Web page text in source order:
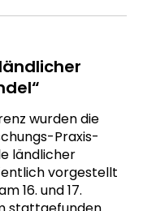
wurden die
Praxis-
ländlicher
vorgestellt
16. und 17.